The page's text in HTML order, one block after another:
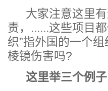
大家注意这里有
责，......这些项目
织”指外国的一个
棱镜伤害吗?
这里举三个例子